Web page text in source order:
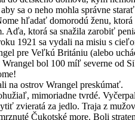
sa o neho mohla správne
hľadať domorodú ženu, ktorá
ktorá sa snažila zarobiť
1921 sa vydali na misiu s
pre Veľkú Britániu (alebo
bol 100 míľ severne od
na ostrov Wrangel preskúmať.
mimoriadne tvrdé.
zvieratá za jedlo. Traja z
Čukotské more. Boli